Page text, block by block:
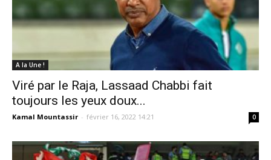
A la Une !
Viré par le Raja, Lassaad Chabbi fait
toujours les yeux doux...
Kamal Mountassir - février 16, 2022 14:21 0